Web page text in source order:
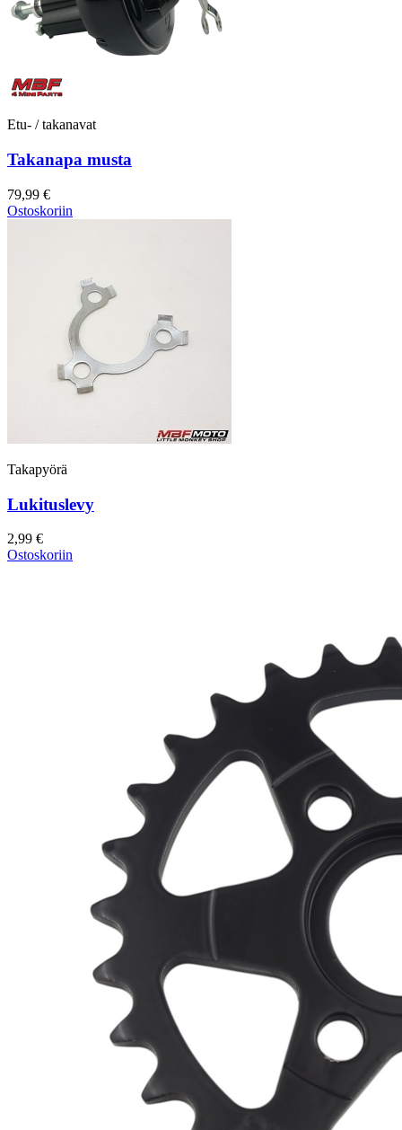
Etu- / takanavat
Takanapa musta
79,99 €
Ostoskoriin
Takapyörä
Lukituslevy
2,99 €
Ostoskoriin